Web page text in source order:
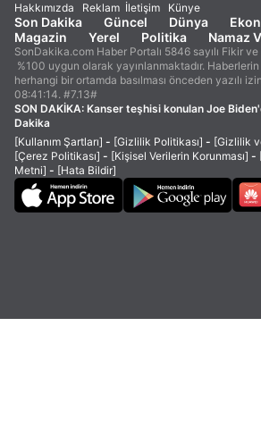
Hakkımızda Reklam İletişim Künye
Son Dakika Güncel Dünya
Magazin
Yerel Politika Namaz
SonDakika.com Haber Portalı 5846 sayılı Fikir
%100 uygun olarak yayınlanmaktadır.
herhangi bir ortamda basılması önceden yazılı
08:41:14. #7.13#
SON DAKİKA: Kanser teşhisi konulan Joe
Dakika
[Kullanım Şartları] - [Gizlilik Politikası] - [Gizlilik
[Çerez Politikası] - [Kişisel Verilerin Korunması] -
Metni] - [Hata Bildir]